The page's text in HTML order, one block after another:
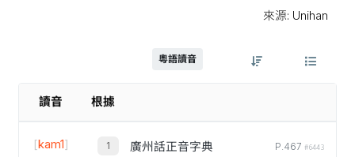
來源: Unihan
粵語讀音
讀音 根據
[kam1] 廣州話正音字典 P.467 #6443